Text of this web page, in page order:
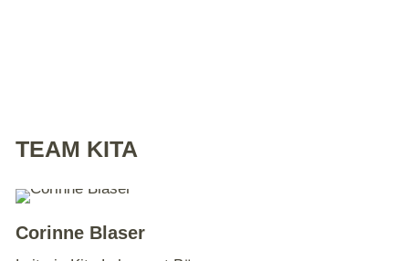
TEAM KITA
Corinne Blaser